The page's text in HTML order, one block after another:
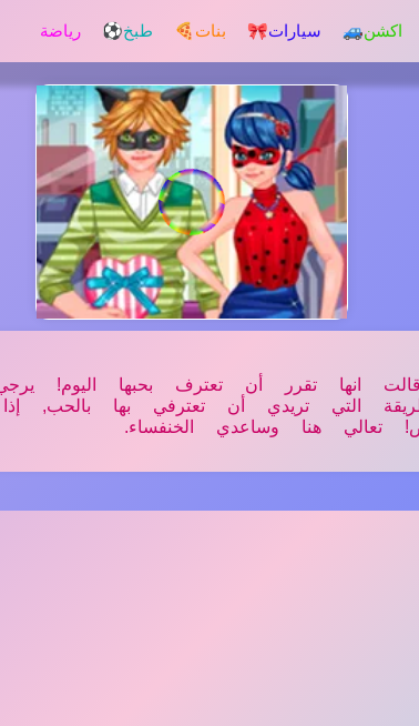
🚙 سيارات🎀 بنات 🍕 طبخ⚽ رياضة
انها تقرر أن تعترف بحبها اليوم!
التي تريدي أن تعترفي بها بالحب, إذا
هنا وساعدي الخنفساء.